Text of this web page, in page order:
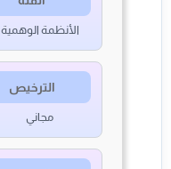
الأنظمة الوهمية
الترخيص
مجاني